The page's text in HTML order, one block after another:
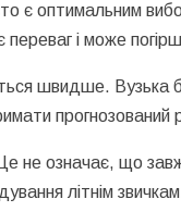
є оптимальним
і може
швидше. Вузька
прогнозований
не означає, що
літнім